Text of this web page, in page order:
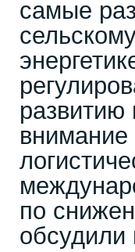
самые
развитию
внимание
по
обсудили